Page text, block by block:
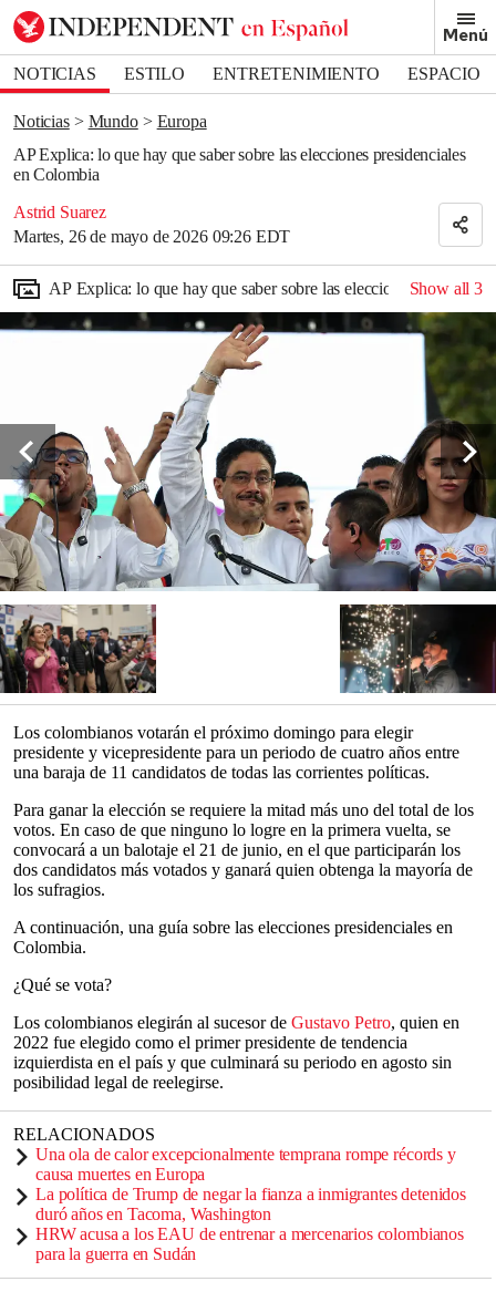
Menú
NOTICIAS ESTILO ENTRETENIMIENTO
ESPACIO
DEPORTES
Noticias Mundo
Europa
AP Explica: lo que hay que saber sobre las elecciones presidenciales
en Colombia
Astrid Suarez
Martes, 26 de mayo de 2026 09:26 EDT
Bookmark popover
Removed from bookmarks
Close popover
AP Explica: lo que hay que saber sobre las eleccionesShow all3
Los colombianos votarán el próximo domingo para elegir
presidente y vicepresidente para un periodo de cuatro años entre
una baraja de 11 candidatos de todas las corrientes políticas.
Para ganar la elección se requiere la mitad más uno del total de los
votos. En caso de que ninguno lo logre en la primera vuelta, se
convocará a un balotaje el 21 de junio, en el que participarán los
dos candidatos más votados y ganará quien obtenga la mayoría de
los sufragios.
A continuación, una guía sobre las elecciones presidenciales en
Colombia.
¿Qué se vota?
Los colombianos elegirán al sucesor de Gustavo Petro, quien en
2022 fue elegido como el primer presidente de tendencia
izquierdista en el país y que culminará su periodo en agosto sin
posibilidad legal de reelegirse.
RELACIONADOS
Una ola de calor excepcionalmente temprana rompe récords y
causa muertes en Europa
La política de Trump de negar la fianza a inmigrantes detenidos
duró años en Tacoma, Washington
HRW acusa a los EAU de entrenar a mercenarios colombianos
para la guerra en Sudán